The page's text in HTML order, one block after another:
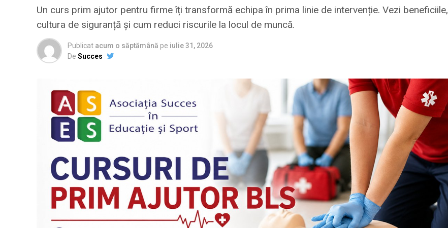
Un curs prim ajutor pentru firme îți transformă echipa în prima linie de intervenție. Vezi beneficiile,
cultura de siguranță și cum reduci riscurile la locul de muncă.
Publicat acum o săptămână pe iulie 31, 2026
De Succes